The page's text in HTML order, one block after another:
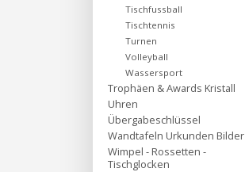
Tischfussball
Tischtennis
Turnen
Volleyball
Wassersport
Trophäen & Awards Kristall
Uhren
Übergabeschlüssel
Wandtafeln Urkunden Bilder
Wimpel - Rossetten -
Tischglocken